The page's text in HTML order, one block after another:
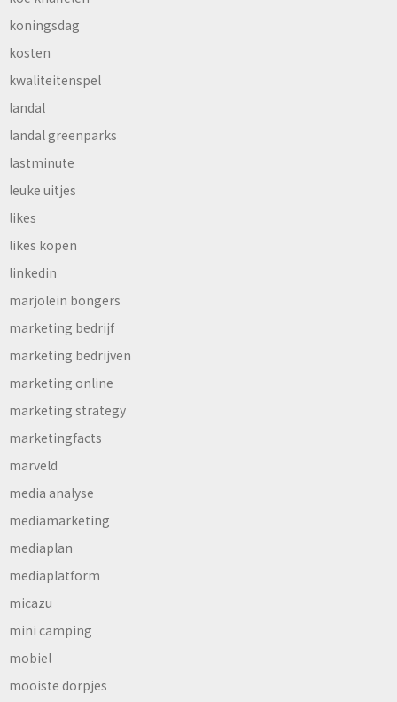
koningsdag
kosten
kwaliteitenspel
landal
landal greenparks
lastminute
leuke uitjes
likes
likes kopen
linkedin
marjolein bongers
marketing bedrijf
marketing bedrijven
marketing online
marketing strategy
marketingfacts
marveld
media analyse
mediamarketing
mediaplan
mediaplatform
micazu
mini camping
mobiel
mooiste dorpjes